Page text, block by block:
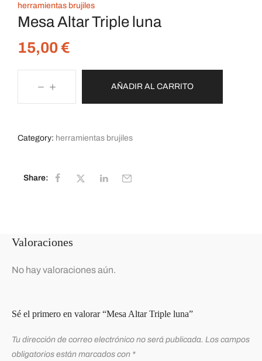
herramientas brujiles
Mesa Altar Triple luna
15,00€
AÑADIR AL CARRITO
Category: herramientas brujiles
Share:
Valoraciones
No hay valoraciones aún.
Sé el primero en valorar “Mesa Altar Triple luna”
Tu dirección de correo electrónico no será publicada. Los campos
obligatorios están marcados con *